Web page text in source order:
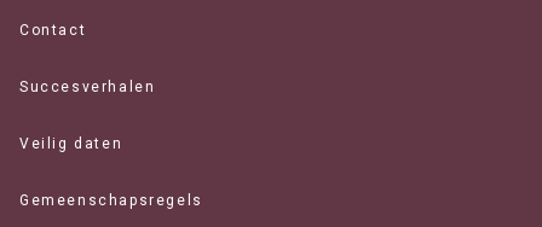
Contact
Succesverhalen
Veilig daten
Gemeenschapsregels